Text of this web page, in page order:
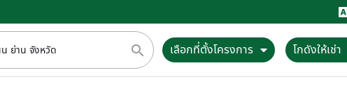
เลือกที่ตั้งโครงการ โกดังให้เช่า